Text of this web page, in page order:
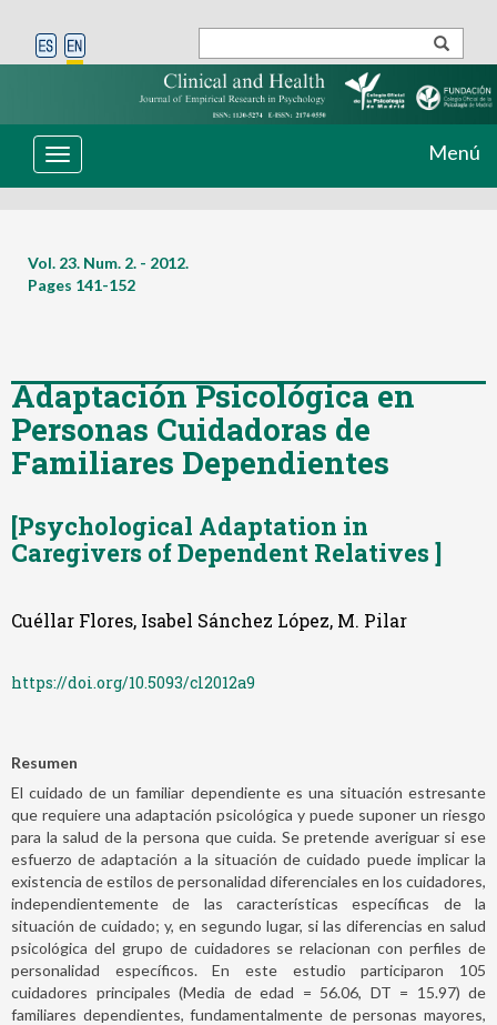
Toggle
navigation
Menú
Vol. 23. Num. 2. - 2012.
Pages 141-152
Adaptación Psicológica en
Personas Cuidadoras de
Familiares Dependientes
[Psychological Adaptation in
Caregivers of Dependent Relatives ]
Cuéllar Flores, Isabel Sánchez López, M. Pilar
https://doi.org/10.5093/cl2012a9
Resumen
El cuidado de un familiar dependiente es una situación estresante
que requiere una adaptación psicológica y puede suponer un riesgo
para la salud de la persona que cuida. Se pretende averiguar si ese
esfuerzo de adaptación a la situación de cuidado puede implicar la
existencia de estilos de personalidad diferenciales en los cuidadores,
independientemente de las características específicas de la
situación de cuidado; y, en segundo lugar, si las diferencias en salud
psicológica del grupo de cuidadores se relacionan con perfiles de
personalidad específicos. En este estudio participaron 105
cuidadores principales (Media de edad = 56.06, DT = 15.97) de
familiares dependientes, fundamentalmente de personas mayores,